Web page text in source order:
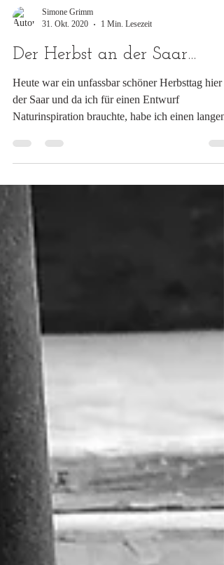
31. Okt. 2020
1 Min. Lesezeit
Der Herbst an der Saar...
Heute war ein unfassbar schöner Herbsttag hier
Naturinspiration brauchte, habe ich einen